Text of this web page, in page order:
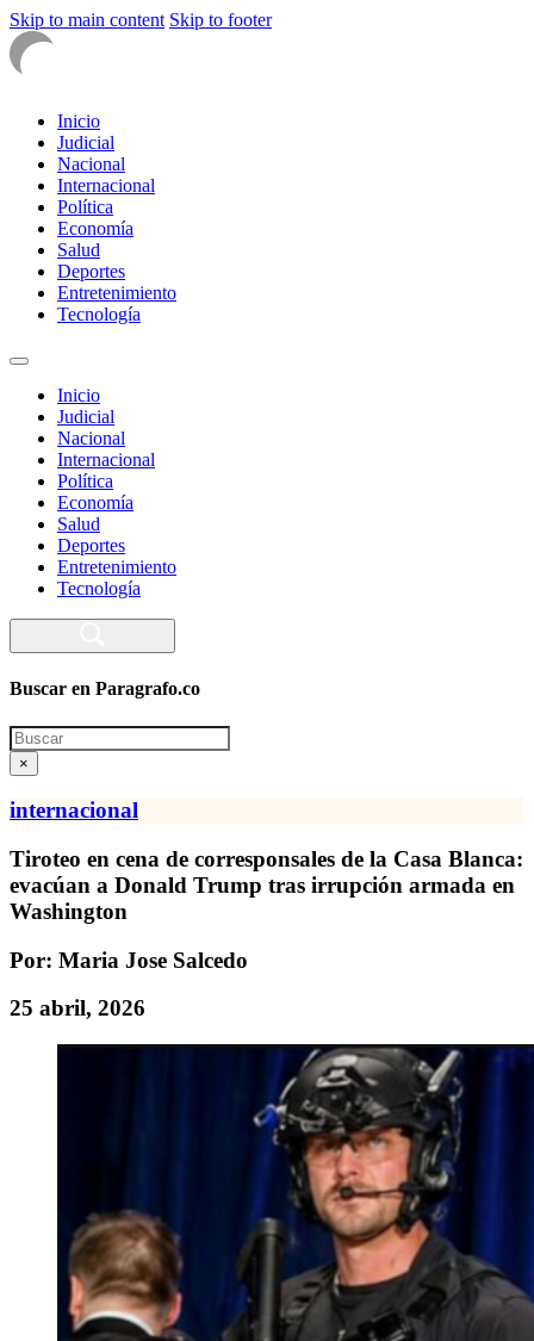
Skip to main content Skip to footer
Inicio
Judicial
Nacional
Internacional
Política
Economía
Salud
Deportes
Entretenimiento
Tecnología
Inicio
Judicial
Nacional
Internacional
Política
Economía
Salud
Deportes
Entretenimiento
Tecnología
Buscar en Paragrafo.co
Search
×
internacional
Tiroteo en cena de corresponsales de la Casa Blanca:
evacúan a Donald Trump tras irrupción armada en
Washington
Por: Maria Jose Salcedo
25 abril, 2026